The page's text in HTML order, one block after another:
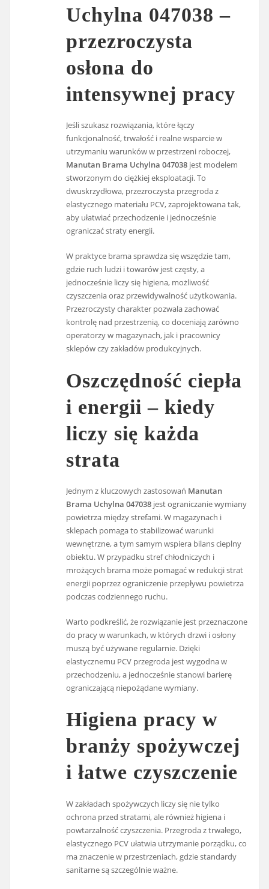
Uchylna 047038 –
przezroczysta
osłona do
intensywnej pracy
Jeśli szukasz rozwiązania, które łączy
funkcjonalność, trwałość i realne wsparcie w
utrzymaniu warunków w przestrzeni roboczej,
Manutan Brama Uchylna 047038 jest modelem
stworzonym do ciężkiej eksploatacji. To
dwuskrzydłowa, przezroczysta przegroda z
elastycznego materiału PCV, zaprojektowana tak,
aby ułatwiać przechodzenie i jednocześnie
ograniczać straty energii.
W praktyce brama sprawdza się wszędzie tam,
gdzie ruch ludzi i towarów jest częsty, a
jednocześnie liczy się higiena, możliwość
czyszczenia oraz przewidywalność użytkowania.
Przezroczysty charakter pozwala zachować
kontrolę nad przestrzenią, co doceniają zarówno
operatorzy w magazynach, jak i pracownicy
sklepów czy zakładów produkcyjnych.
Oszczędność ciepła
i energii – kiedy
liczy się każda
strata
Jednym z kluczowych zastosowań Manutan
Brama Uchylna 047038 jest ograniczanie wymiany
powietrza między strefami. W magazynach i
sklepach pomaga to stabilizować warunki
wewnętrzne, a tym samym wspiera bilans cieplny
obiektu. W przypadku stref chłodniczych i
mrożących brama może pomagać w redukcji strat
energii poprzez ograniczenie przepływu powietrza
podczas codziennego ruchu.
Warto podkreślić, że rozwiązanie jest przeznaczone
do pracy w warunkach, w których drzwi i osłony
muszą być używane regularnie. Dzięki
elastycznemu PCV przegroda jest wygodna w
przechodzeniu, a jednocześnie stanowi barierę
ograniczającą niepożądane wymiany.
Higiena pracy w
branży spożywczej
i łatwe czyszczenie
W zakładach spożywczych liczy się nie tylko
ochrona przed stratami, ale również higiena i
powtarzalność czyszczenia. Przegroda z trwałego,
elastycznego PCV ułatwia utrzymanie porządku, co
ma znaczenie w przestrzeniach, gdzie standardy
sanitarne są szczególnie ważne.